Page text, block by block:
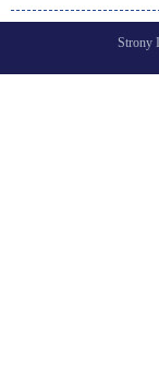
Strony